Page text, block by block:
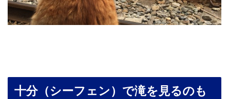
十分（シーフェン）で滝を見るのも